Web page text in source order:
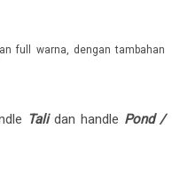
full warna, dengan tambahan
Talidan handle Pond /